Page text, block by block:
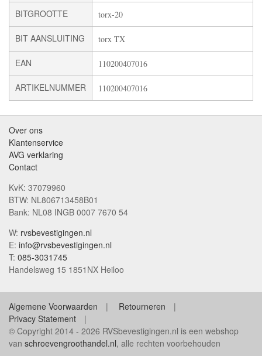
BITGROOTTE torx-20
BIT AANSLUITING torx TX
EAN 110200407016
ARTIKELNUMMER 110200407016
Over ons
Klantenservice
AVG verklaring
Contact
KvK: 37079960
BTW: NL806713458B01
Bank: NL08 INGB 0007 7670 54
W: rvsbevestigingen.nl
E: info@rvsbevestigingen.nl
T: 085-3031745
Handelsweg 15 1851NX Heiloo
Algemene Voorwaarden
Retourneren
Privacy Statement
© Copyright 2014 - 2026 RVSbevestigingen.nl is een webshop
van schroevengroothandel.nl, alle rechten voorbehouden